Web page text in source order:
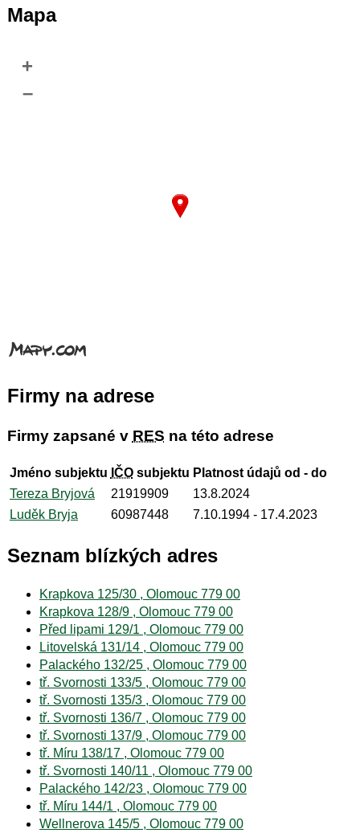
Mapa
+
–
Firmy na adrese
Firmy zapsané v RES na této adrese
Jméno subjektu IČOsubjektu Platnost údajů od - do
Tereza Bryjová
21919909
13.8.2024
Luděk Bryja
60987448 7.10.1994- 17.4.2023
Seznam blízkých adres
Krapkova 125/30 , Olomouc 779 00
Krapkova 128/9 , Olomouc 779 00
Před lipami 129/1 , Olomouc 779 00
Litovelská 131/14 , Olomouc 779 00
Palackého 132/25 , Olomouc 779 00
tř. Svornosti 133/5 , Olomouc 779 00
tř. Svornosti 135/3 , Olomouc 779 00
tř. Svornosti 136/7 , Olomouc 779 00
tř. Svornosti 137/9 , Olomouc 779 00
tř. Míru 138/17 , Olomouc 779 00
tř. Svornosti 140/11 , Olomouc 779 00
Palackého 142/23 , Olomouc 779 00
tř. Míru 144/1 , Olomouc 779 00
Wellnerova 145/5 , Olomouc 779 00